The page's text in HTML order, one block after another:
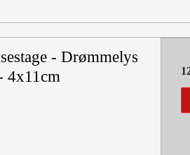
- Drømmelys
4x11cm